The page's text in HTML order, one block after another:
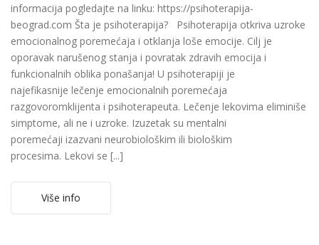
informacija pogledajte na linku: https://psihoterapija-
beograd.com Šta je psihoterapija? Psihoterapija otkriva uzroke
emocionalnog poremećaja i otklanja loše emocije. Cilj je
oporavak narušenog stanja i povratak zdravih emocija i
funkcionalnih oblika ponašanja! U psihoterapiji je
najefikasnije lečenje emocionalnih poremećaja
razgovoromklijenta i psihoterapeuta. Lečenje lekovima eliminiše
simptome, ali ne i uzroke. Izuzetak su mentalni
poremećaji izazvani neurobiološkim ili biološkim
procesima. Lekovi se [...]
Više info